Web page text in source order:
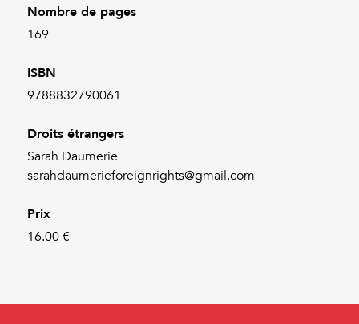
Nombre de pages
169
ISBN
9788832790061
Droits étrangers
Sarah Daumerie
sarahdaumerieforeignrights@gmail.com
Prix
16.00 €